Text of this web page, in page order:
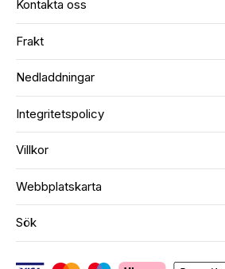
Kontakta oss
Frakt
Nedladdningar
Integritetspolicy
Villkor
Webbplatskarta
Sök